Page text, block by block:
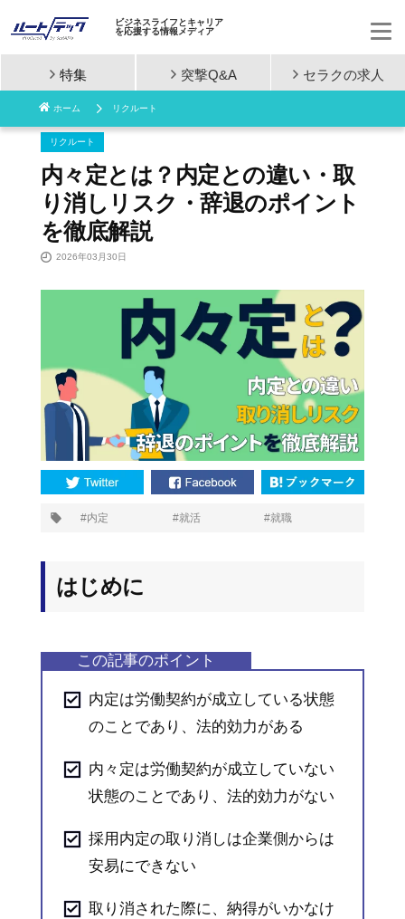
コ
ン
ビジネスライフとキャリア
を応援する情報メディア
特集 突撃Q&A セラクの求人
ホーム リクルート
リクルート
内々定とは？内定との違い・取
り消しリスク・辞退のポイント
を徹底解説
2026年03月30日
内定 就活 就職
はじめに
内定は労働契約が成立している状態
のことであり、法的効力がある
内々定は労働契約が成立していない
状態のことであり、法的効力がない
採用内定の取り消しは企業側からは
安易にできない
取り消された際に、納得がいかなけ